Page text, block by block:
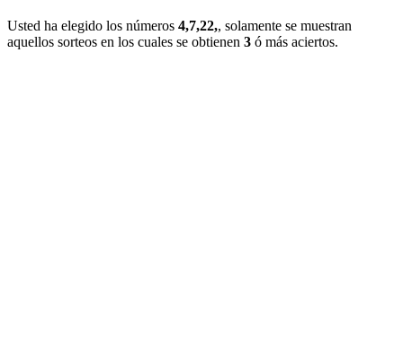
Usted ha elegido los números 4,7,22,, solamente se muestran
aquellos sorteos en los cuales se obtienen 3 ó más aciertos.